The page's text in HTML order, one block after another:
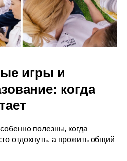
игры и
когда
полезны, когда
отдохнуть, а прожить общий